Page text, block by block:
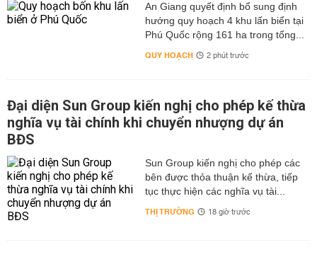
An Giang quyết định bổ sung định
hướng quy hoạch 4 khu lấn biển tại
Phú Quốc rộng 161 ha trong tổng...
QUY HOẠCH 2 phút trước
Đại diện Sun Group kiến nghị cho phép kế thừa
nghĩa vụ tài chính khi chuyển nhượng dự án
BĐS
Sun Group kiến nghị cho phép các
bên được thỏa thuận kế thừa, tiếp
tục thực hiện các nghĩa vụ tài...
THỊ TRƯỜNG 18 giờ trước